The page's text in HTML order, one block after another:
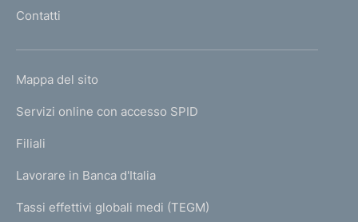
'
m
e
a
g
Contatti
L
N
K
T
I
Mappa del sito
Servizi online con accesso SPID
Filiali
Lavorare in Banca d'Italia
Tassi effettivi globali medi (TEGM)